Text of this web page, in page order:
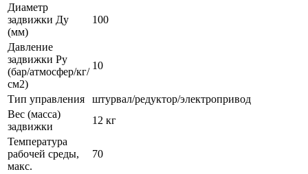
Диаметр
задвижки Ду
(мм)
100
Давление
задвижки Ру
(бар/атмосфер/кг/
см2)
10
Тип управления
штурвал/редуктор/электропривод
Вес (масса)
задвижки
12 кг
Температура
рабочей среды,
макс.
70